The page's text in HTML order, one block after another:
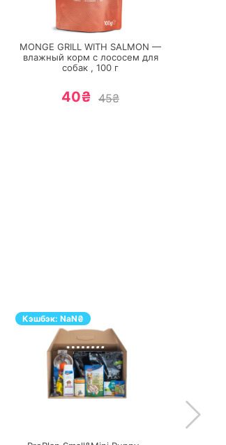
ПЕРЕЙТИ
MONGE GRILL WITH SALMON —
влажный корм с лососем для
собак , 100 г
40₴ 45₴
Кэшбэк: NaN₴